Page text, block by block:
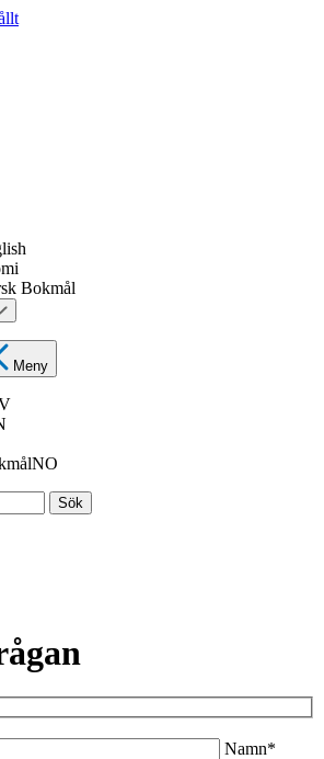
Bokmål
Meny
NO
Sök
Namn*